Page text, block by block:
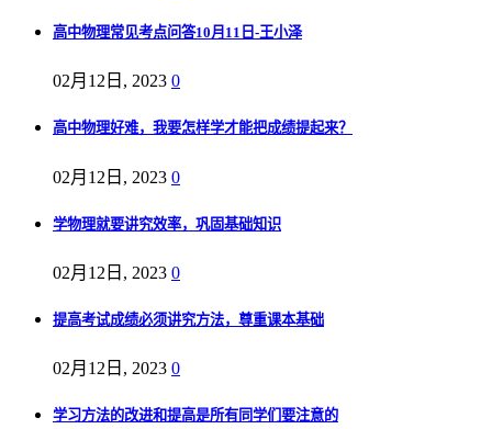
高中物理常见考点问答10月11日-王小泽
02月12日, 2023 0
高中物理好难，我要怎样学才能把成绩提起来？
02月12日, 2023 0
学物理就要讲究效率，巩固基础知识
02月12日, 2023 0
提高考试成绩必须讲究方法，尊重课本基础
02月12日, 2023 0
学习方法的改进和提高是所有同学们要注意的